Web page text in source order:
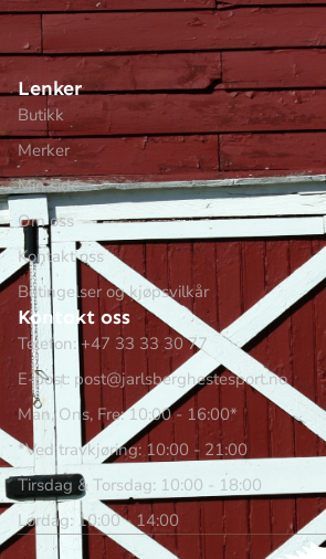
Lenker
Butikk
Merker
Min side
Om oss
Kontakt oss
Betingelser og kjøpsvilkår
Kontakt oss
Telefon: +47 33 33 30 77
E-post: post@jarlsberghestesport.no
Man, Ons, Fre: 10:00 - 16:00*
*Ved travkjøring: 10:00 - 21:00
Tirsdag & Torsdag: 10:00 - 18:00
Lørdag: 10:00 - 14:00